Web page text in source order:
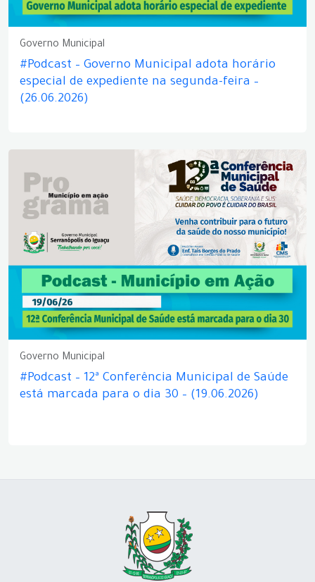
Governo Municipal
#Podcast – Governo Municipal adota horário
especial de expediente na segunda-feira –
(26.06.2026)
Governo Municipal
#Podcast – 12ª Conferência Municipal de Saúde
está marcada para o dia 30 – (19.06.2026)